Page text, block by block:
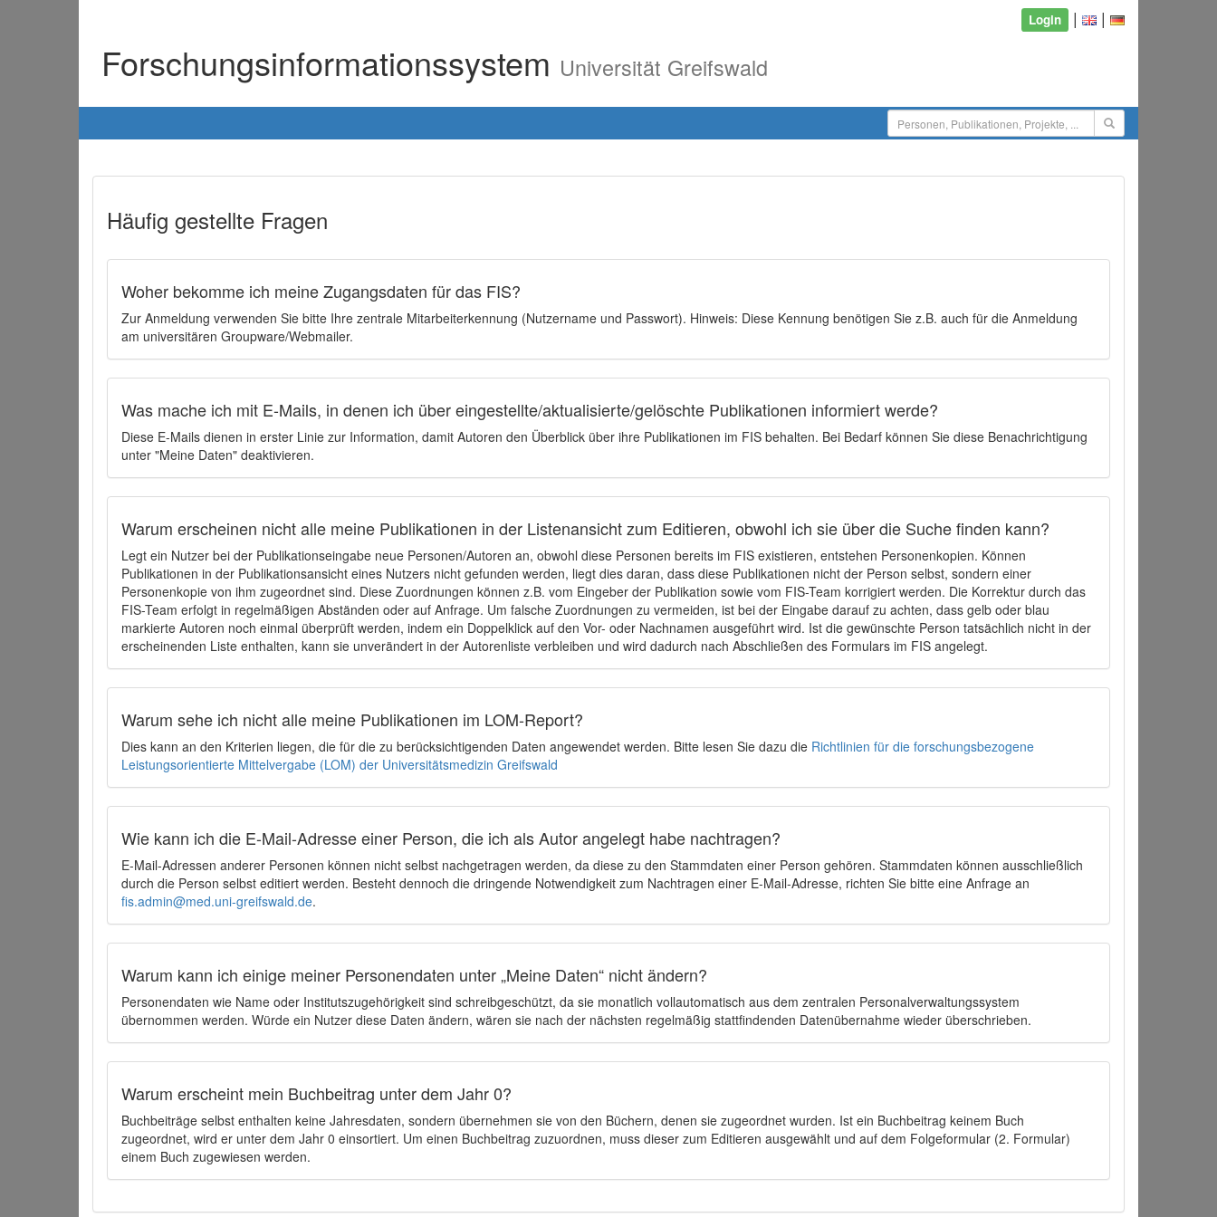
Login | |
Forschungsinformationssystem Universität Greifswald
Häufig gestellte Fragen
Woher bekomme ich meine Zugangsdaten für das FIS?
Zur Anmeldung verwenden Sie bitte Ihre zentrale Mitarbeiterkennung (Nutzername und Passwort). Hinweis: Diese Kennung benötigen Sie z.B. auch für die Anmeldung
am universitären Groupware/Webmailer.
Was mache ich mit E-Mails, in denen ich über eingestellte/aktualisierte/gelöschte Publikationen informiert werde?
Diese E-Mails dienen in erster Linie zur Information, damit Autoren den Überblick über ihre Publikationen im FIS behalten. Bei Bedarf können Sie diese Benachrichtigung
unter "Meine Daten" deaktivieren.
Warum erscheinen nicht alle meine Publikationen in der Listenansicht zum Editieren, obwohl ich sie über die Suche finden kann?
Legt ein Nutzer bei der Publikationseingabe neue Personen/Autoren an, obwohl diese Personen bereits im FIS existieren, entstehen Personenkopien. Können
Publikationen in der Publikationsansicht eines Nutzers nicht gefunden werden, liegt dies daran, dass diese Publikationen nicht der Person selbst, sondern einer
Personenkopie von ihm zugeordnet sind. Diese Zuordnungen können z.B. vom Eingeber der Publikation sowie vom FIS-Team korrigiert werden. Die Korrektur durch das
FIS-Team erfolgt in regelmäßigen Abständen oder auf Anfrage. Um falsche Zuordnungen zu vermeiden, ist bei der Eingabe darauf zu achten, dass gelb oder blau
markierte Autoren noch einmal überprüft werden, indem ein Doppelklick auf den Vor- oder Nachnamen ausgeführt wird. Ist die gewünschte Person tatsächlich nicht in der
erscheinenden Liste enthalten, kann sie unverändert in der Autorenliste verbleiben und wird dadurch nach Abschließen des Formulars im FIS angelegt.
Warum sehe ich nicht alle meine Publikationen im LOM-Report?
Dies kann an den Kriterien liegen, die für die zu berücksichtigenden Daten angewendet werden. Bitte lesen Sie dazu die Richtlinien für die forschungsbezogene
Leistungsorientierte Mittelvergabe (LOM) der Universitätsmedizin Greifswald
Wie kann ich die E-Mail-Adresse einer Person, die ich als Autor angelegt habe nachtragen?
E-Mail-Adressen anderer Personen können nicht selbst nachgetragen werden, da diese zu den Stammdaten einer Person gehören. Stammdaten können ausschließlich
durch die Person selbst editiert werden. Besteht dennoch die dringende Notwendigkeit zum Nachtragen einer E-Mail-Adresse, richten Sie bitte eine Anfrage an
fis.admin@med.uni-greifswald.de.
Warum kann ich einige meiner Personendaten unter „Meine Daten“ nicht ändern?
Personendaten wie Name oder Institutszugehörigkeit sind schreibgeschützt, da sie monatlich vollautomatisch aus dem zentralen Personalverwaltungssystem
übernommen werden. Würde ein Nutzer diese Daten ändern, wären sie nach der nächsten regelmäßig stattfindenden Datenübernahme wieder überschrieben.
Warum erscheint mein Buchbeitrag unter dem Jahr 0?
Buchbeiträge selbst enthalten keine Jahresdaten, sondern übernehmen sie von den Büchern, denen sie zugeordnet wurden. Ist ein Buchbeitrag keinem Buch
zugeordnet, wird er unter dem Jahr 0 einsortiert. Um einen Buchbeitrag zuzuordnen, muss dieser zum Editieren ausgewählt und auf dem Folgeformular (2. Formular)
einem Buch zugewiesen werden.